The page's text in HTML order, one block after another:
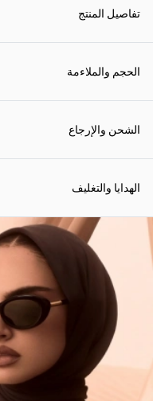
تفاصيل المنتج
الحجم والملاءمة
الشحن والإرجاع
الهدايا والتغليف